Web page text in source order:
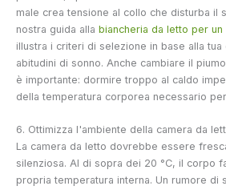
male crea tensione al collo che disturba il
nostra guida alla biancheria da letto per
illustra i criteri di selezione in base alla
abitudini di sonno. Anche cambiare il
è importante: dormire troppo al caldo
della temperatura corporea necessario
6. Ottimizza l'ambiente della camera da
La camera da letto dovrebbe essere
silenziosa. Al di sopra dei 20 °C, il corpo
propria temperatura interna. Un rumore di